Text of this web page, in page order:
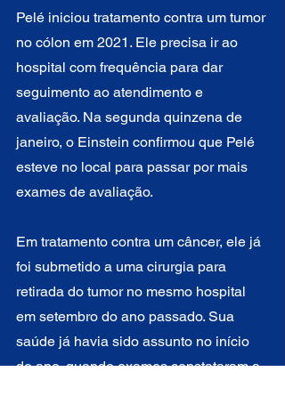
Pelé iniciou tratamento contra um tumor
no cólon em 2021. Ele precisa ir ao
hospital com frequência para dar
seguimento ao atendimento e
avaliação. Na segunda quinzena de
janeiro, o Einstein confirmou que Pelé
esteve no local para passar por mais
exames de avaliação.
Em tratamento contra um câncer, ele já
foi submetido a uma cirurgia para
retirada do tumor no mesmo hospital
em setembro do ano passado. Sua
saúde já havia sido assunto no início
do ano, quando exames constataram a